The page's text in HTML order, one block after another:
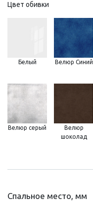
Цвет обивки
Белый Велюр Синий
Велюр серый
Велюр
шоколад
Спальное место, мм